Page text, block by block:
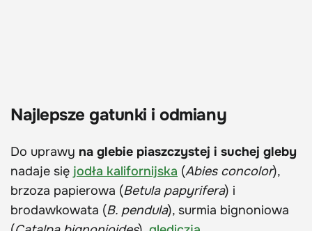
Najlepsze gatunki i odmiany
Do uprawy na glebie piaszczystej i suchej gleby
nadaje się jodła kalifornijska (Abies concolor),
brzoza papierowa (Betula papyrifera) i
brodawkowata (B. pendula), surmia bignoniowa